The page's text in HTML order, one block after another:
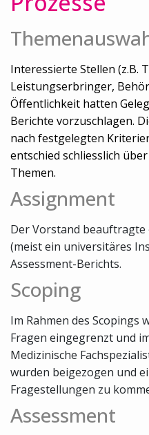
Interessierte Stellen (z.B.
Leistungserbringer,
Öffentlichkeit hatten
Berichte vorzuschlagen.
nach festgelegten
entschied schliesslich
Themen.
Assignment
Der Vorstand beauftragte
(meist ein universitäres
Assessment-Berichts.
Scoping
Im Rahmen des Scopings
Fragen eingegrenzt und
Medizinische
wurden beigezogen und
Fragestellungen zu
Assessment